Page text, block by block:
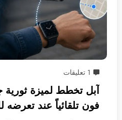
1 تعليقات
آبل تخطط لميزة ثورية
فون تلقائياً عند تعرضه